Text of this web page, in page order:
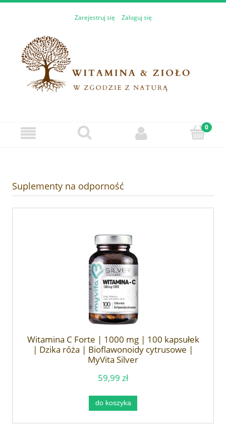
Zarejestruj się Zaloguj się
Suplementy na odporność
Witamina C Forte | 1000 mg | 100 kapsułek
| Dzika róża | Bioflawonoidy cytrusowe |
MyVita Silver
59,99 zł
do koszyka